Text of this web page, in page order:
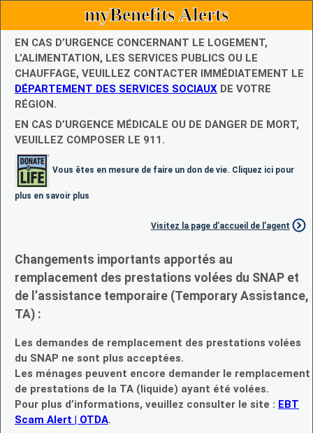
myBenefits Alerts
EN CAS D’URGENCE CONCERNANT LE LOGEMENT,
L’ALIMENTATION, LES SERVICES PUBLICS OU LE
CHAUFFAGE, VEUILLEZ CONTACTER IMMÉDIATEMENT LE
DÉPARTEMENT DES SERVICES SOCIAUX DE VOTRE
RÉGION.
EN CAS D’URGENCE MÉDICALE OU DE DANGER DE MORT,
VEUILLEZ COMPOSER LE 911.
Vous êtes en mesure de faire un don de vie. Cliquez ici pour
plus en savoir plus
Visitez la page d’accueil de l’agent
Changements importants apportés au
remplacement des prestations volées du SNAP et
de l’assistance temporaire (Temporary Assistance,
TA) :
Les demandes de remplacement des prestations volées
du SNAP ne sont plus acceptées.
Les ménages peuvent encore demander le remplacement
de prestations de la TA (liquide) ayant été volées.
Pour plus d’informations, veuillez consulter le site : EBT
Scam Alert | OTDA.